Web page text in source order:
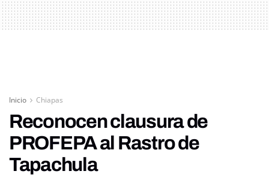
Inicio Chiapas
Reconocen clausura de
PROFEPA al Rastro de
Tapachula